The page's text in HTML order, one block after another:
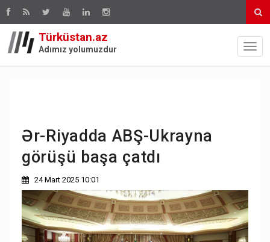
Türküstan.az
Adımız yolumuzdur
Ər-Riyadda ABŞ-Ukrayna
görüşü başa çatdı
24 Mart 2025 10:01